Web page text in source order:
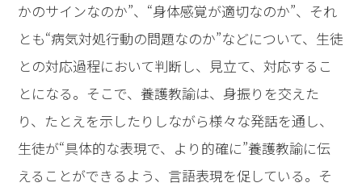
かのサインなのか”、“身体感覚が適切なのか”、それ
とも“病気対処行動の問題なのか”などについて、生徒
との対応過程において判断し、見立て、対応するこ
とになる。そこで、養護教諭は、身振りを交えた
り、たとえを示したりしながら様々な発話を通し、
生徒が“具体的な表現で、より的確に”養護教諭に伝
えることができるよう、言語表現を促している。そ